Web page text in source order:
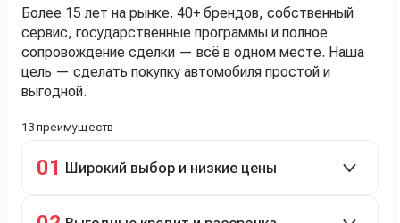
Более 15 лет на рынке. 40+ брендов, собственный
сервис, государственные программы и полное
сопровождение сделки — всё в одном месте. Наша
цель — сделать покупку автомобиля простой и
выгодной.
13 преимуществ
01 Широкий выбор и низкие цены